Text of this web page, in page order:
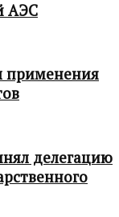
АЭС
применения
делегацию